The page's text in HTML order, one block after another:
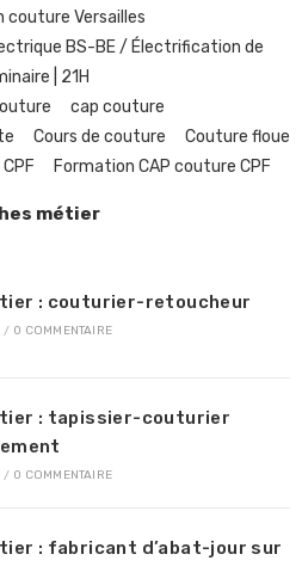
couture Versailles
BS-BE / Électrification de
| 21H
cap couture
Cours de couture
Couture floue
Formation CAP couture CPF
métier
: couturier-retoucheur
/ 0 COMMENTAIRE
: tapissier-couturier
/ 0 COMMENTAIRE
: fabricant d’abat-jour sur